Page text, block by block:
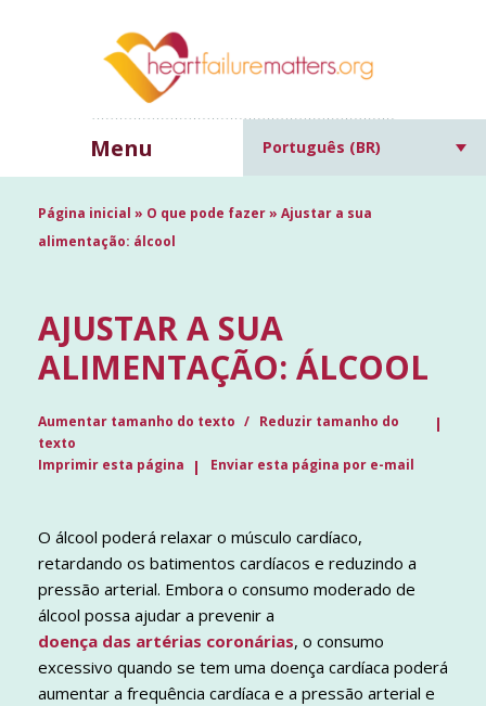
Menu Português (BR)
Página inicial » O que pode fazer» Ajustar a sua
alimentação: álcool
AJUSTAR A SUA
ALIMENTAÇÃO: ÁLCOOL
Aumentar tamanho do texto
Reduzir tamanho do
texto
Imprimir esta página
Enviar esta página por e-mail
O álcool poderá relaxar o músculo cardíaco,
retardando os batimentos cardíacos e reduzindo a
pressão arterial. Embora o consumo moderado de
álcool possa ajudar a prevenir a
doença das artérias coronárias, o consumo
excessivo quando se tem uma doença cardíaca poderá
aumentar a frequência cardíaca e a pressão arterial e